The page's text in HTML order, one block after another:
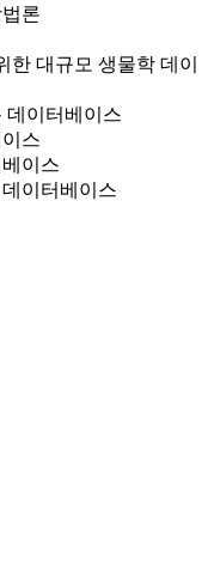
론
대규모 생물학 데이
데이터베이스
스
이스
이터베이스